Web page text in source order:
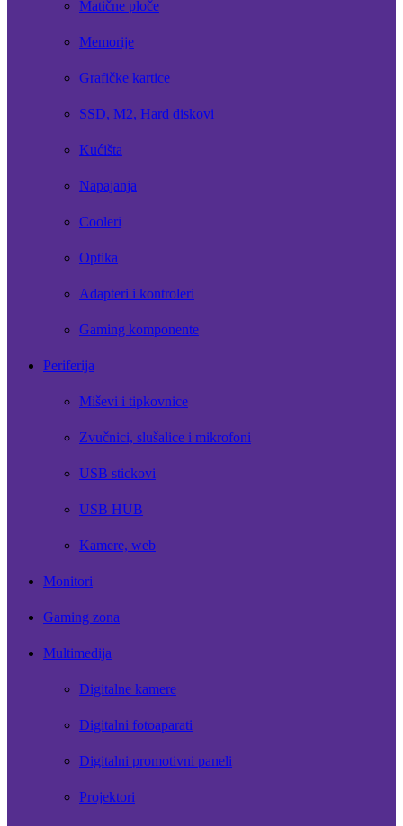
Matične ploče
Memorije
Grafičke kartice
SSD, M2, Hard diskovi
Kućišta
Napajanja
Cooleri
Optika
Adapteri i kontroleri
Gaming komponente
Periferija
Miševi i tipkovnice
Zvučnici, slušalice i mikrofoni
USB stickovi
USB HUB
Kamere, web
Monitori
Gaming zona
Multimedija
Digitalne kamere
Digitalni fotoaparati
Digitalni promotivni paneli
Projektori